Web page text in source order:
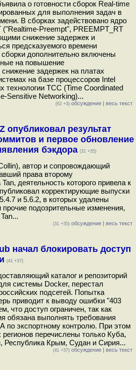
о готовности сборок Real-time
для выполнения задач в
В сборках задействовано ядро
("Realtime-Preempt", PREEMPT_RT
снижение задержек и
предсказуемого времени
дополнительно включены
на повышение
снижение задержек на платах
на базе процессоров Intel
TCC (Time Coordinated
Sensitive Networking)...
(62 +3) обсуждение | весь текст
опубликовал результат
и первое обновление
бэкдора (31 +35)
автор и сопровождающий
права второму
деятельность которого привела к
корректирующие выпуски
и 5.6.2, в которых удалены
подозрительные изменения,
(31 +35) обсуждение | весь текст
начал блокировать доступ
(41 +37)
каталог и репозиторий
системы Docker, перестал
подсетей. Попытка
приводит к выводу ошибки "403
что доступ ограничен, так как
обязана выполнять требования
по экспортному контролю. При этом
перечислены только Куба,
Республика Крым, Судан и Сирия...
(41 +37) обсуждение | весь текст